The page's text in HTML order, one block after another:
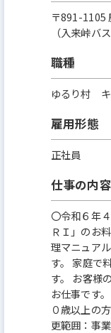
〒891-1105
（入来峠バ
職種
ゆるり村 キ
雇用形態
正社員
仕事の内容
〇令和６年
ＲＩ」のお
理マニュア
す。 家庭で
す。 お客様
お仕事です
０歳以上の
更範囲：事